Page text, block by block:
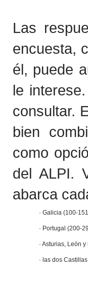
Las
encuesta,
él, puede
le
consultar.
bien
como
del ALPI.
abarca
· Galicia (100-
· Portugal (200-
· Asturias, León
· las dos